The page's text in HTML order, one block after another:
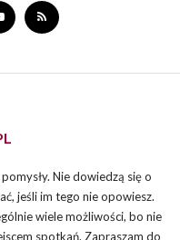
Nie dowiedzą się o
jeśli im tego nie opowiesz.
wiele możliwości, bo nie
spotkań. Zapraszam do